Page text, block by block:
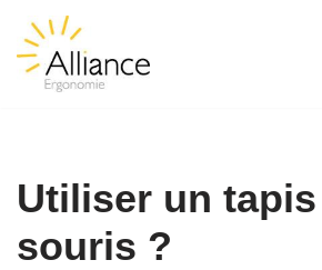
Aller
Utiliser un
souris ?